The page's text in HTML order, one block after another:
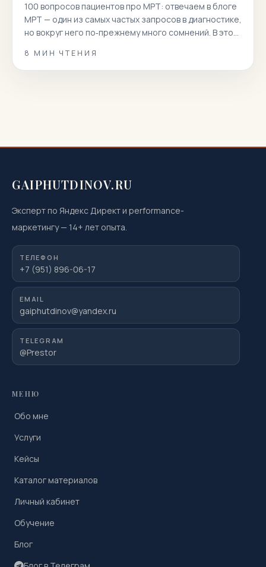
100 вопросов пациентов про МРТ: отвечаем в блоге
МРТ — один из самых частых запросов в диагностике,
но вокруг него по‑прежнему много сомнений. В этой
пациентов и даем короткие, точные и полезные
ответы. Вы узнаете, как подготовиться к
8 МИН ЧТЕНИЯ
GAIPHUTDINOV.RU
Эксперт по Яндекс Директ и performance-
маркетингу— 14+ лет опыта.
ТЕЛЕФОН
+7 (951) 896-06-17
EMAIL
gaiphutdinov@yandex.ru
TELEGRAM
@Prestor
МЕНЮ
Обо мне
Услуги
Кейсы
Каталог материалов
Личный кабинет
Обучение
Блог